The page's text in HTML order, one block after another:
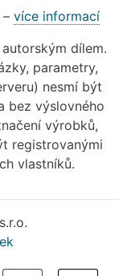
více informací
dílem.
parametry,
nesmí být
bez výslovného
výrobků,
registrovanými
vlastníků.